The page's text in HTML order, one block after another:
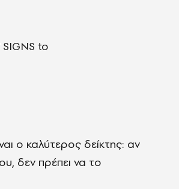
to
ο καλύτερος δείκτης: αν
δεν πρέπει να το